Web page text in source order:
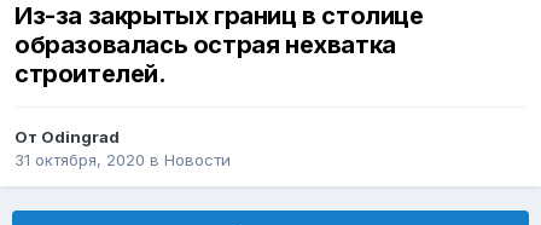
Из-за закрытых границ в столице
образовалась острая нехватка
строителей.
От Odingrad
31 октября, 2020 в Новости